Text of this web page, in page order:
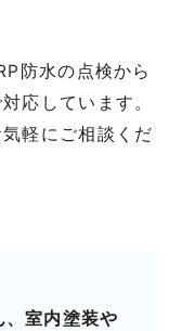
防水の点検から
応しています。
軽にご相談くだ
室内塗装や